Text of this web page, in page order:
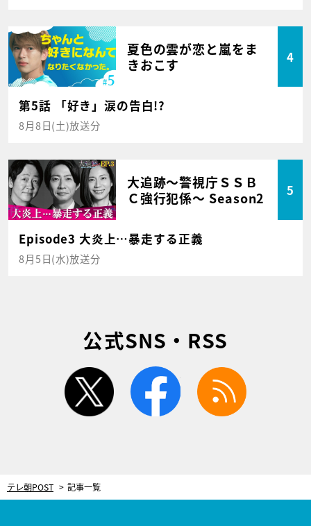
夏色の雲が恋と嵐をま
きおこす
4
第5話 「好き」涙の告白!?
8月8日(土)放送分
大追跡～警視庁ＳＳＢ
Ｃ強行犯係～ Season2
5
Episode3 大炎上…暴走する正義
8月5日(水)放送分
公式SNS・RSS
twitter facebook
テレ朝POST 記事一覧